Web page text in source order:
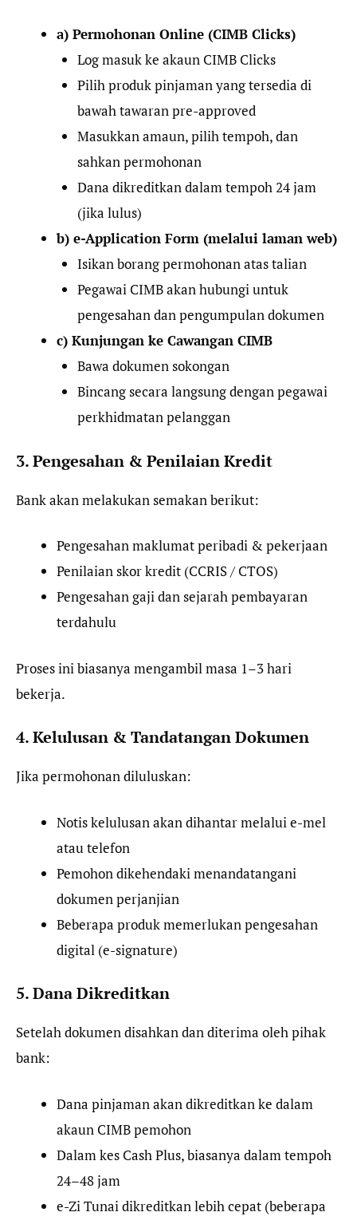
a) Permohonan Online (CIMB Clicks)
Log masuk ke akaun CIMB Clicks
Pilih produk pinjaman yang tersedia di
bawah tawaran pre-approved
Masukkan amaun, pilih tempoh, dan
sahkan permohonan
Dana dikreditkan dalam tempoh 24 jam
(jika lulus)
b) e-Application Form (melalui laman web)
Isikan borang permohonan atas talian
Pegawai CIMB akan hubungi untuk
pengesahan dan pengumpulan dokumen
c) Kunjungan ke Cawangan CIMB
Bawa dokumen sokongan
Bincang secara langsung dengan pegawai
perkhidmatan pelanggan
3. Pengesahan & Penilaian Kredit
Bank akan melakukan semakan berikut:
Pengesahan maklumat peribadi & pekerjaan
Penilaian skor kredit (CCRIS / CTOS)
Pengesahan gaji dan sejarah pembayaran
terdahulu
Proses ini biasanya mengambil masa 1–3 hari
bekerja.
4. Kelulusan & Tandatangan Dokumen
Jika permohonan diluluskan:
Notis kelulusan akan dihantar melalui e-mel
atau telefon
Pemohon dikehendaki menandatangani
dokumen perjanjian
Beberapa produk memerlukan pengesahan
digital (e-signature)
5. Dana Dikreditkan
Setelah dokumen disahkan dan diterima oleh pihak
bank:
Dana pinjaman akan dikreditkan ke dalam
akaun CIMB pemohon
Dalam kes Cash Plus, biasanya dalam tempoh
24–48 jam
e-Zi Tunai dikreditkan lebih cepat (beberapa